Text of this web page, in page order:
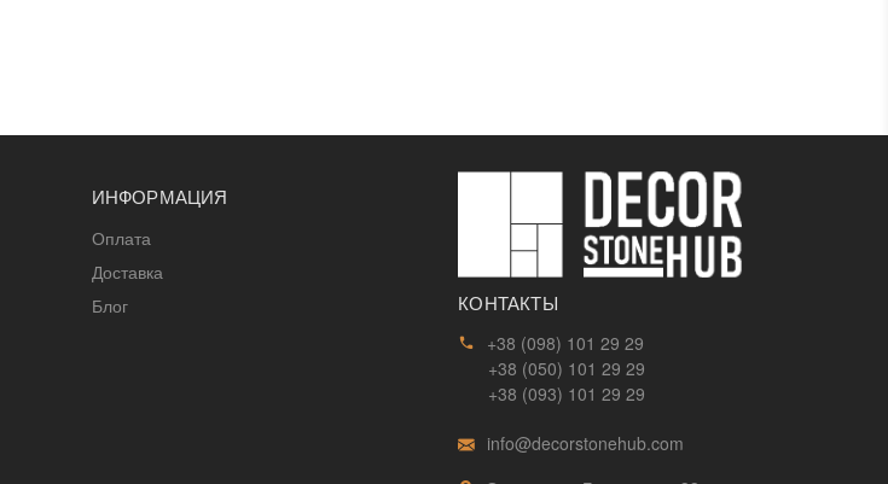
ИНФОРМАЦИЯ
Оплата
Доставка
Блог
КОНТАКТЫ
+38 (098) 101 29 29
+38 (050) 101 29 29
+38 (093) 101 29 29
info@decorstonehub.com